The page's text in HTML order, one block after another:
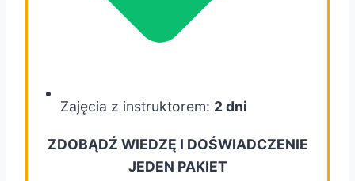
Zajęcia z instruktorem: 2 dni
ZDOBĄDŹ WIEDZĘ I DOŚWIADCZENIE
JEDEN PAKIET